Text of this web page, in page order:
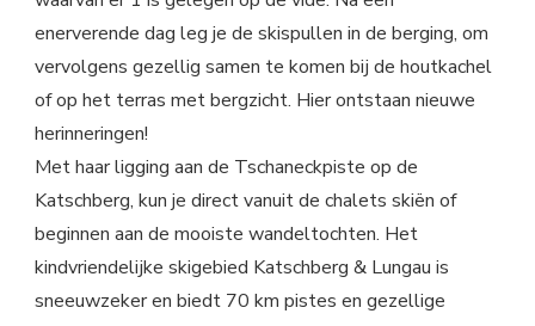
enerverende dag leg je de skispullen in de berging, om
vervolgens gezellig samen te komen bij de houtkachel
of op het terras met bergzicht. Hier ontstaan nieuwe
herinneringen!
Met haar ligging aan de Tschaneckpiste op de
Katschberg, kun je direct vanuit de chalets skiën of
beginnen aan de mooiste wandeltochten. Het
kindvriendelijke skigebied Katschberg & Lungau is
sneeuwzeker en biedt 70 km pistes en gezellige